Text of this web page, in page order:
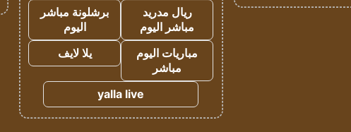
ريال مدريد
مباشر اليوم
برشلونة مباشر
اليوم
مباريات اليوم
مباشر
يلا لايف
yalla live